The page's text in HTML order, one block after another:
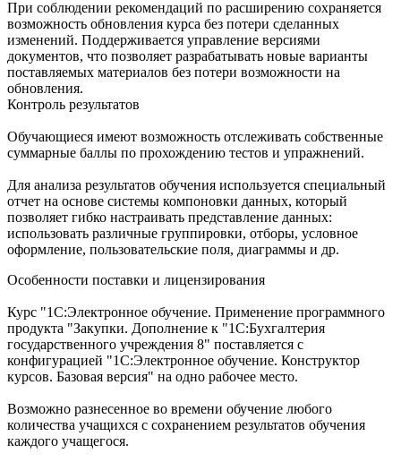
При соблюдении рекомендаций по расширению сохраняется
возможность обновления курса без потери сделанных
изменений. Поддерживается управление версиями
документов, что позволяет разрабатывать новые варианты
поставляемых материалов без потери возможности на
обновления.
Контроль результатов
Обучающиеся имеют возможность отслеживать собственные
суммарные баллы по прохождению тестов и упражнений.
Для анализа результатов обучения используется специальный
отчет на основе системы компоновки данных, который
позволяет гибко настраивать представление данных:
использовать различные группировки, отборы, условное
оформление, пользовательские поля, диаграммы и др.
Особенности поставки и лицензирования
Курс "1С:Электронное обучение. Применение программного
продукта "Закупки. Дополнение к "1С:Бухгалтерия
государственного учреждения 8" поставляется с
конфигурацией "1С:Электронное обучение. Конструктор
курсов. Базовая версия" на одно рабочее место.
Возможно разнесенное во времени обучение любого
количества учащихся с сохранением результатов обучения
каждого учащегося.